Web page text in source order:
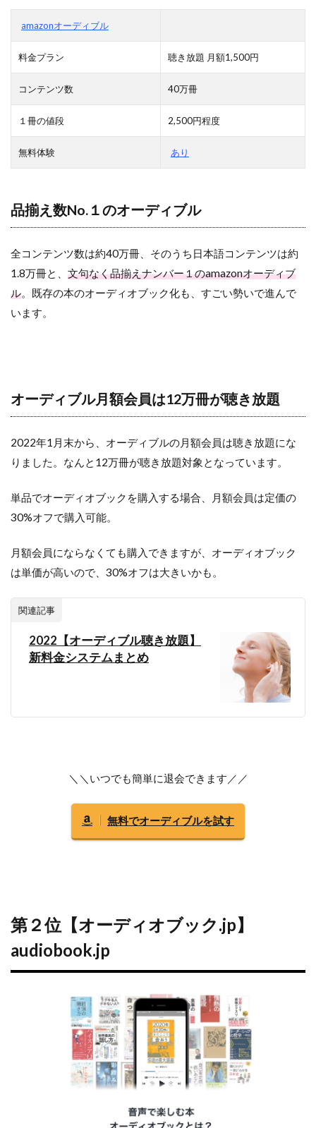
amazonオーディブル
料金プラン 聴き放題 月額1,500円
コンテンツ数 40万冊
１冊の値段 2,500円程度
無料体験 あり
品揃え数No.１のオーディブル
全コンテンツ数は約40万冊、そのうち日本語コンテンツは約
1.8万冊と、 文句なく品揃えナンバー１のamazonオーディブ
ル。既存の本のオーディオブック化も、すごい勢いで進んで
います。
オーディブル月額会員は12万冊が聴き放題
2022年1月末から、オーディブルの月額会員は聴き放題にな
りました。なんと12万冊が聴き放題対象となっています。
単品でオーディオブックを購入する場合、月額会員は定価の
30%オフで購入可能。
月額会員にならなくても購入できますが、オーディオブック
は単価が高いので、30%オフは大きいかも。
関連記事
2022【オーディブル聴き放題】
新料金システムまとめ
＼＼いつでも簡単に退会できます／／
無料でオーディブルを試す
第２位【オーディオブック.jp】
audiobook.jp